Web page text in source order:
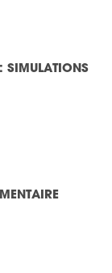
SIMULATIONS